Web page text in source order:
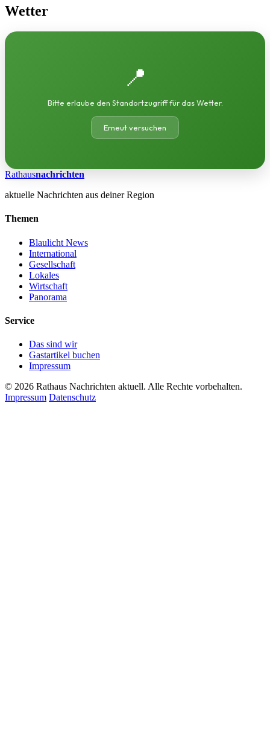
Wetter
📍
Bitte erlaube den Standortzugriff für das Wetter.
Erneut versuchen
Rathausnachrichten
aktuelle Nachrichten aus deiner Region
Themen
Blaulicht News
International
Gesellschaft
Lokales
Wirtschaft
Panorama
Service
Das sind wir
Gastartikel buchen
Impressum
© 2026 Rathaus Nachrichten aktuell. Alle Rechte vorbehalten.
Impressum Datenschutz